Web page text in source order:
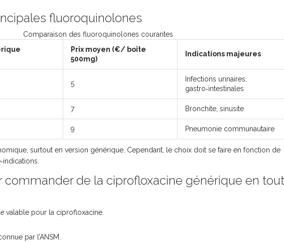
fluoroquinolones
Comparaison des fluoroquinolones courantes
Prix moyen (€/ boîte
500mg)
Indications majeures
5
Infections urinaires,
gastro‑intestinales
7 Bronchite, sinusite
9 Pneumonie communautaire
surtout en version générique. Cependant, le choix doit se faire en fonction de
commander de la ciprofloxacine générique en
valable pour la ciprofloxacine.
par l’ANSM.